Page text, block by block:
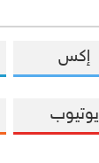
إكس
يوتيوب